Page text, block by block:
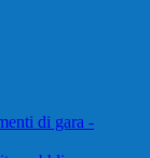
di gara -